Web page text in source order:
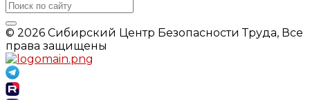
© 2026 Сибирский Центр Безопасности Труда, Все
права защищены